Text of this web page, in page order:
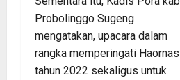
Probolinggo Sugeng
mengatakan, upacara dalam
rangka memperingati Haornas
tahun 2022 sekaligus untuk